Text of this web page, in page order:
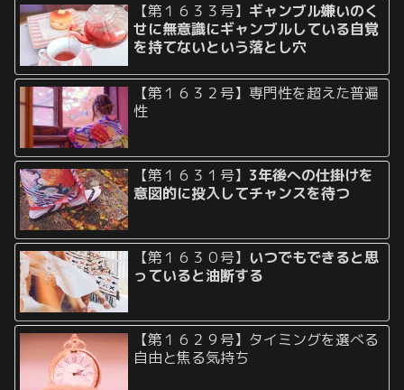
【第１６３３号】 ギャンブル嫌いのく
せに無意識にギャンブルしている自覚
を持てないという落とし穴
【第１６３２号】専門性を超えた普遍
性
【第１６３１号】 3年後への仕掛けを
意図的に投入してチャンスを待つ
【第１６３０号】 いつでもできると思
っていると油断する
【第１６２９号】タイミングを選べる
自由と焦る気持ち